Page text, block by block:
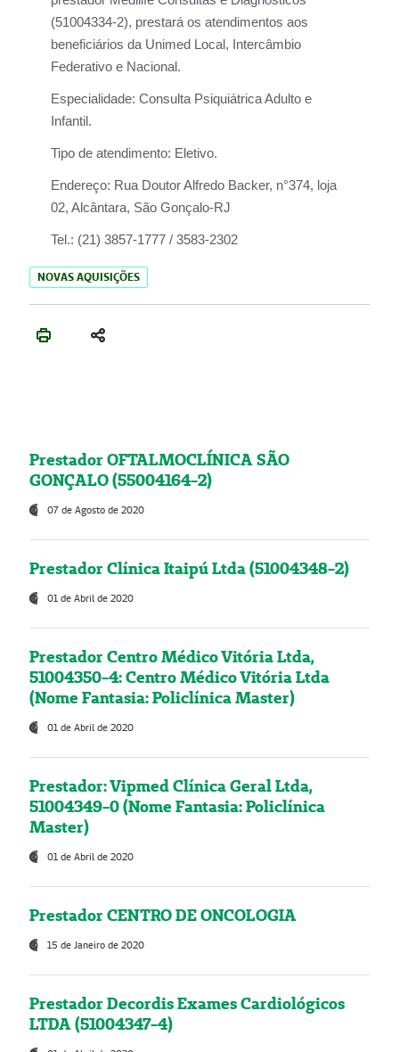
(51004334-2), prestará os atendimentos aos
beneficiários da Unimed Local, Intercâmbio
Federativo e Nacional.
Especialidade: Consulta Psiquiátrica Adulto e
Infantil.
Tipo de atendimento: Eletivo.
Endereço: Rua Doutor Alfredo Backer, n°374, loja
02, Alcântara, São Gonçalo-RJ
Tel.: (21) 3857-1777 / 3583-2302
NOVAS AQUISIÇÕES
Prestador OFTALMOCLÍNICA SÃO
GONÇALO (55004164-2)
07 de Agosto de 2020
Prestador Clínica Itaipú Ltda (51004348-2)
01 de Abril de 2020
Prestador Centro Médico Vitória Ltda,
51004350-4: Centro Médico Vitória Ltda
(Nome Fantasia: Policlínica Master)
01 de Abril de 2020
Prestador: Vipmed Clínica Geral Ltda,
51004349-0 (Nome Fantasia: Policlínica
Master)
01 de Abril de 2020
Prestador CENTRO DE ONCOLOGIA
15 de Janeiro de 2020
Prestador Decordis Exames Cardiológicos
LTDA (51004347-4)